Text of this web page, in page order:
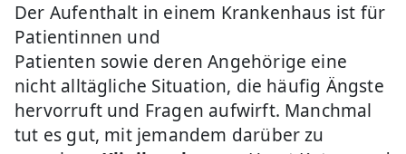
Der Aufenthalt in einem Krankenhaus ist für
Patientinnen und
Patienten sowie deren Angehörige eine
nicht alltägliche Situation, die häufig Ängste
hervorruft und Fragen aufwirft. Manchmal
tut es gut, mit jemandem darüber zu